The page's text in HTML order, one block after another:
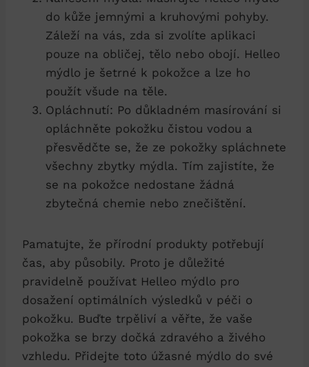
do kůže jemnými a kruhovými pohyby.
Záleží na vás, zda si zvolíte aplikaci
pouze na obličej, tělo nebo obojí. Helleo
mýdlo je šetrné k pokožce a lze ho
použít všude na těle.
Opláchnutí: Po důkladném masírování si
opláchněte pokožku čistou vodou a
přesvědčte se, že ze pokožky spláchnete
všechny zbytky mýdla. Tím zajistíte, že
se na pokožce nedostane žádná
zbytečná chemie nebo znečištění.
Pamatujte, že přírodní produkty potřebují
čas, aby působily. Proto je důležité
pravidelně používat Helleo mýdlo pro
dosažení optimálních výsledků v péči o
pokožku. Buďte trpěliví a věřte, že vaše
pokožka se brzy dočká zdravého a živého
vzhledu. Přidejte toto úžasné mýdlo do své